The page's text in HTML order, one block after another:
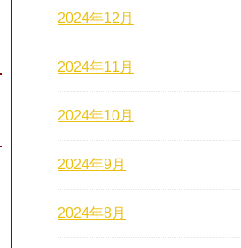
2024年12月
2024年11月
2024年10月
2024年9月
2024年8月